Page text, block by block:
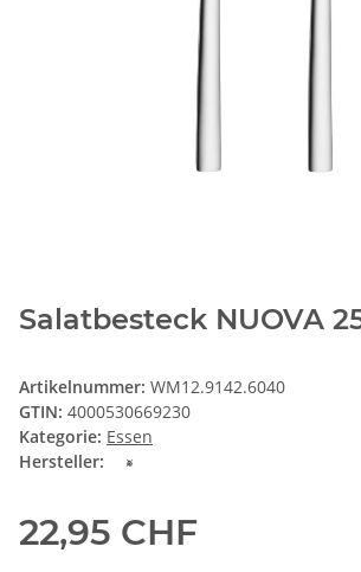
Salatbesteck NUOVA
Artikelnummer: WM12.9142.6040
GTIN: 4000530669230
Kategorie: Essen
Hersteller:
22,95 CHF